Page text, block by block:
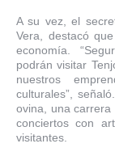
A su vez, el
Vera, destacó
economía.
podrán visitar
nuestros
culturales”,
ovina, una carrera
conciertos con
visitantes.